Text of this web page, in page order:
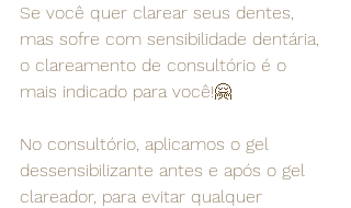
Se você quer clarear seus dentes,
mas sofre com sensibilidade dentária,
o clareamento de consultório é o
mais indicado para você!🤗
No consultório, aplicamos o gel
dessensibilizante antes e após o gel
clareador, para evitar qualquer